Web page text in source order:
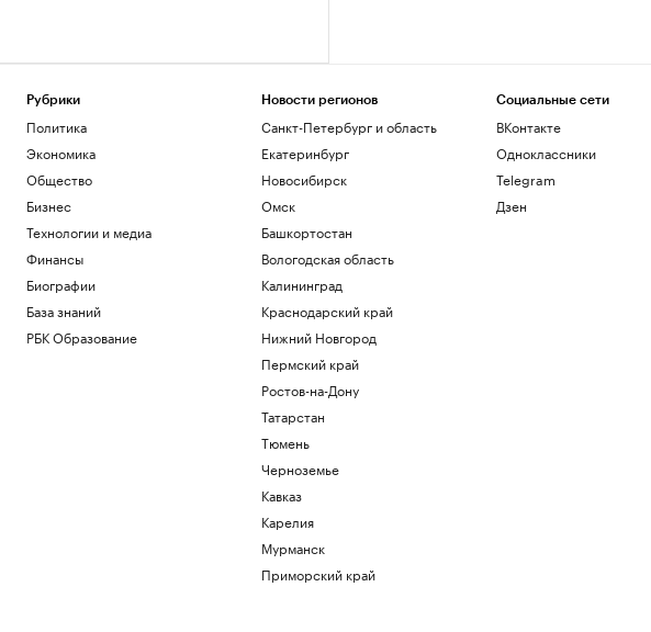
Рубрики
Политика
Экономика
Общество
Бизнес
Технологии и медиа
Финансы
Биографии
База знаний
РБК Образование
Новости регионов
Санкт-Петербург и область
Екатеринбург
Новосибирск
Омск
Башкортостан
Вологодская область
Калининград
Краснодарский край
Нижний Новгород
Пермский край
Ростов-на-Дону
Татарстан
Тюмень
Черноземье
Кавказ
Карелия
Мурманск
Приморский край
Социальные сети
ВКонтакте
Одноклассники
Telegram
Дзен